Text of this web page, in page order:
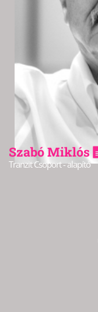
Szabó Miklós
Tranzit Csoport - alapító